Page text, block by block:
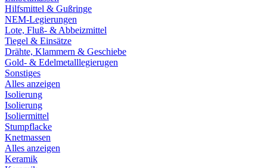
Hilfsmittel & Gußringe
NEM-Legierungen
Lote, Fluß- & Abbeizmittel
Tiegel & Einsätze
Drähte, Klammern & Geschiebe
Gold- & Edelmetalllegierugen
Sonstiges
Alles anzeigen
Isolierung
Isolierung
Isoliermittel
Stumpflacke
Knetmassen
Alles anzeigen
Keramik